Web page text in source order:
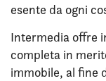
esente da ogni
Intermedia offre
completa in
immobile, al fine